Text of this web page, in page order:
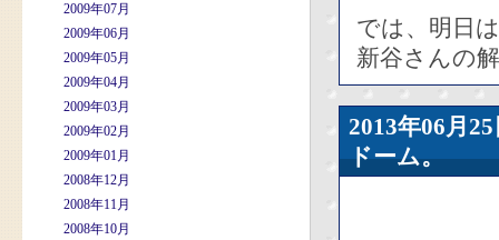
2009年07月
2009年06月
2009年05月
2009年04月
2009年03月
2009年02月
2009年01月
2008年12月
2008年11月
2008年10月
では、明日
新谷さんの
2013年06
ドーム。